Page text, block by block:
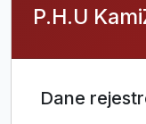
P.H.U
Dane